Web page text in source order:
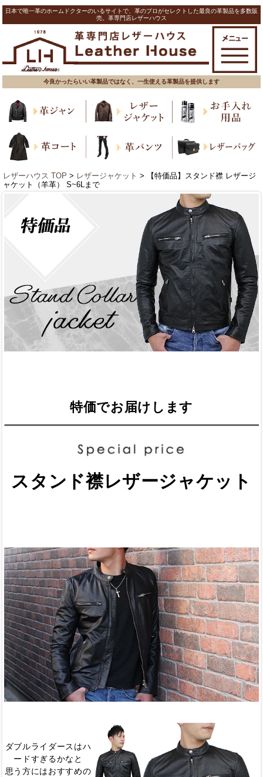
日本で唯一革のホームドクターのいるサイトで、革のプロがセレクトした最良の革製品を多数販
売。革専門店レザーハウス
今良かったらいい革製品ではなく、一生使える革製品を提供します
レザーハウス TOP > レザージャケット > 【特価品】スタンド襟 レザージ
ャケット（羊革） S~6Lまで
特価でお届けします
スタンド襟レザージャケット
ダブルライダースはハ
ードすぎるかなと
思う方にはおすすめの